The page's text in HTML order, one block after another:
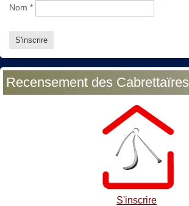
Nom *
Recensement des Cabrettaïres
S'inscrire